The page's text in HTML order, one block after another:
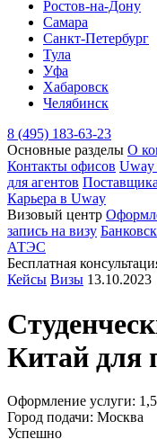
Ростов-на-Дону
Самара
Санкт-Петербург
Тула
Уфа
Хабаровск
Челябинск
8 (495) 183-63-23
Основные разделы О
Контакты офисов Uway
для агентов
Карьера в Uway
Визовый центр
запись на визу
АТЭС
Бесплатная
Кейсы Визы 13.10.2023
Китай для
Оформление услуги:
Город подачи: Москва
Успешно